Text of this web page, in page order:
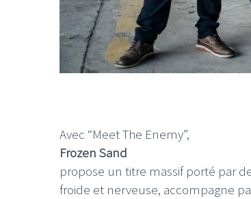
Avec “Meet The Enemy”,
Frozen Sand
propose un titre massif porté par
froide et nerveuse, accompagne